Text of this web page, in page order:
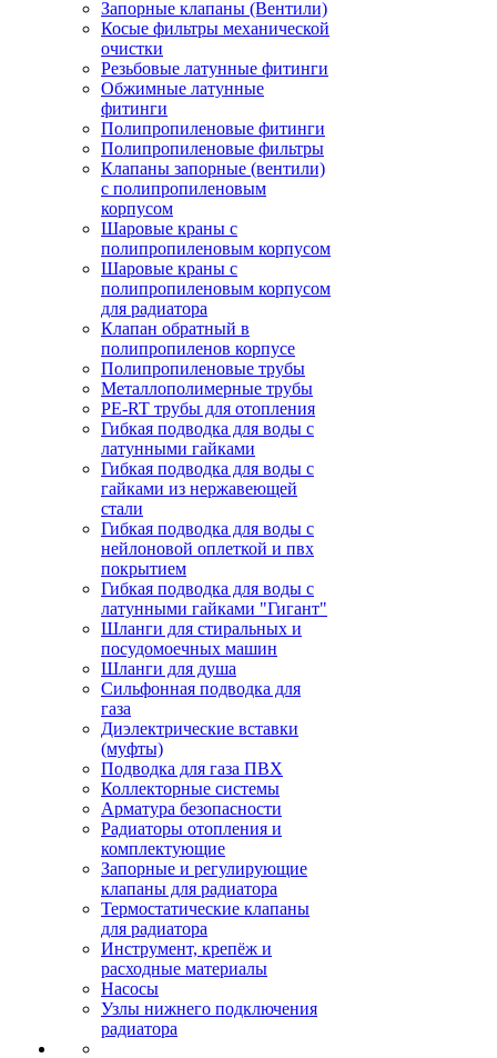
Запорные клапаны (Вентили)
Косые фильтры механической
очистки
Резьбовые латунные фитинги
Обжимные латунные
фитинги
Полипропиленовые фитинги
Полипропиленовые фильтры
Клапаны запорные (вентили)
с полипропиленовым
корпусом
Шаровые краны с
полипропиленовым корпусом
Шаровые краны с
полипропиленовым корпусом
для радиатора
Клапан обратный в
полипропиленов корпусе
Полипропиленовые трубы
Металлополимерные трубы
PE-RT трубы для отопления
Гибкая подводка для воды с
латунными гайками
Гибкая подводка для воды с
гайками из нержавеющей
стали
Гибкая подводка для воды с
нейлоновой оплеткой и пвх
покрытием
Гибкая подводка для воды с
латунными гайками "Гигант"
Шланги для стиральных и
посудомоечных машин
Шланги для душа
Сильфонная подводка для
газа
Диэлектрические вставки
(муфты)
Подводка для газа ПВХ
Коллекторные системы
Арматура безопасности
Радиаторы отопления и
комплектующие
Запорные и регулирующие
клапаны для радиатора
Термостатические клапаны
для радиатора
Инструмент, крепёж и
расходные материалы
Насосы
Узлы нижнего подключения
радиатора